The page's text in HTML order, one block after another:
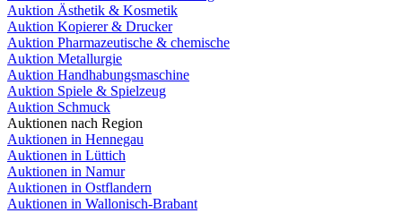
Auktion Ästhetik & Kosmetik
Auktion Kopierer & Drucker
Auktion Pharmazeutische & chemische
Auktion Metallurgie
Auktion Handhabungsmaschine
Auktion Spiele & Spielzeug
Auktion Schmuck
Auktionen nach Region
Auktionen in Hennegau
Auktionen in Lüttich
Auktionen in Namur
Auktionen in Ostflandern
Auktionen in Wallonisch-Brabant